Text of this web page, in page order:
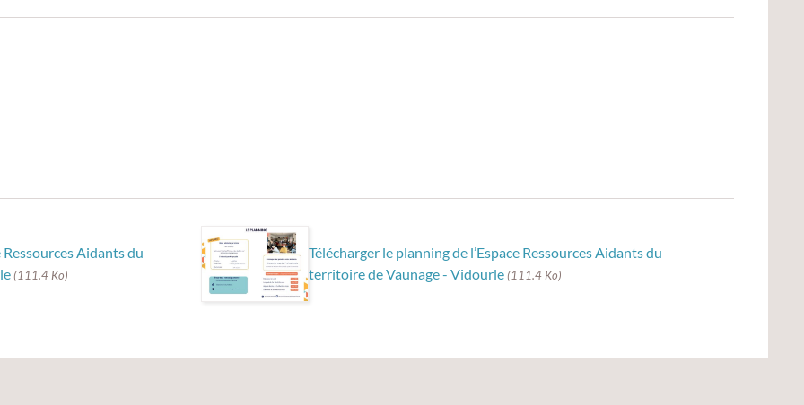
Ressources Aidants du
(111.4 Ko)
Télécharger le planning de l’Espace Ressources Aidants du
territoire de Vaunage - Vidourle(111.4 Ko)